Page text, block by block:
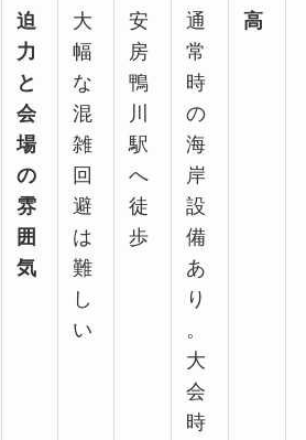
迫
力
と
会
場
の
雰
囲
気
大
幅
な
混
雑
回
避
は
難
し
い
安
房
鴨
川
駅
へ
徒
歩
通
常
時
の
海
岸
設
備
あ
り
。
大
会
時
高